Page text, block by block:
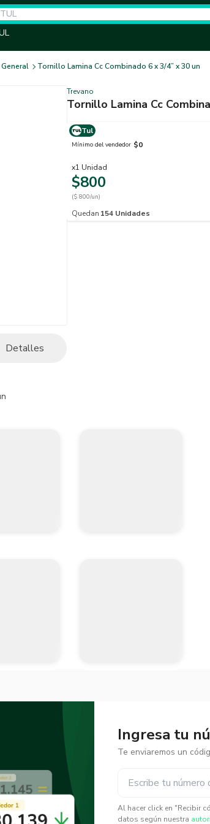
Tornillo Lamina Cc Combinado 6 x 3/4” x 30 un
Detalles
Trevano
Tornillo Lamina Cc
Tul
Mínimo del vendedor $0
x1 Unidad
$800
($ 800/un)
Quedan 154 Unidades
Ingresa tu
Te enviaremos un
Al hacer click en "Recibir
datos según nuestra